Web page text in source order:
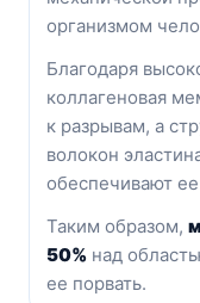
организмом
Благодаря
коллагеновая
к разрывам, а
волокон
обеспечивают
Таким образом,
50% над область
ее порвать.